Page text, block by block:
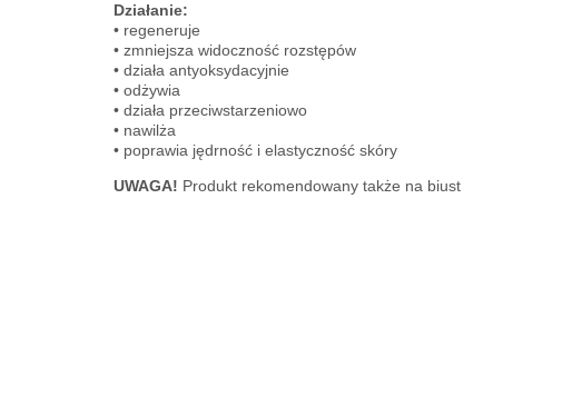
Działanie:
• regeneruje
• zmniejsza widoczność rozstępów
• działa antyoksydacyjnie
• odżywia
• działa przeciwstarzeniowo
• nawilża
• poprawia jędrność i elastyczność skóry
UWAGA! Produkt rekomendowany także na biust